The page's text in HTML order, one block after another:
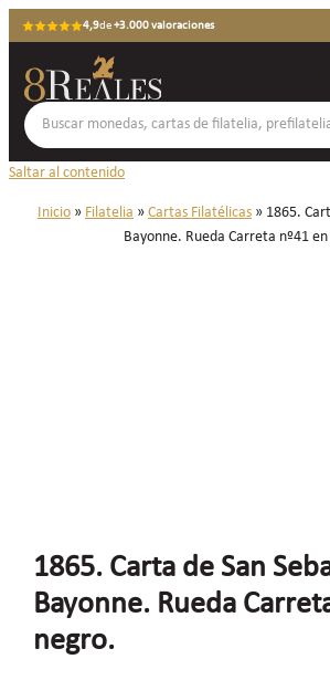
4,9de+3.000 valoraciones
Saltar al contenido
Inicio » Filatelia » Cartas Filatélicas » 1865.
Bayonne. Rueda Carreta nº41
1865. Carta de San
Bayonne. Rueda
negro.